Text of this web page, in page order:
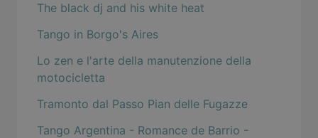
The black dj and his white heat
Tango in Borgo's Aires
Lo zen e l'arte della manutenzione della
motocicletta
Tramonto dal Passo Pian delle Fugazze
Tango Argentina - Romance de Barrio -